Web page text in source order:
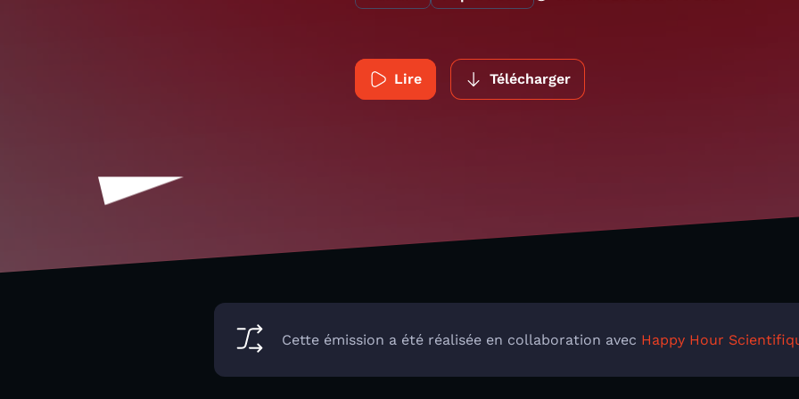
Lire Télécharger
Cette émission a été réalisée en collaboration avec Happy Hour